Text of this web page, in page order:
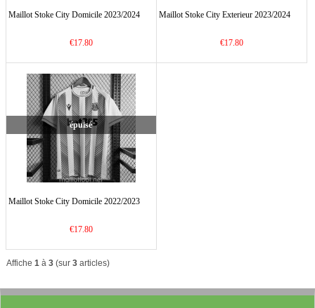
Maillot Stoke City Domicile 2023/2024
€17.80
Maillot Stoke City Exterieur 2023/2024
€17.80
épuisé
Maillot Stoke City Domicile 2022/2023
€17.80
Affiche 1à 3(sur 3articles)